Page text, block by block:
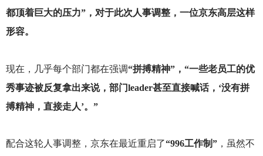
都顶着巨大的压力”，对于此次人事调整，一位京东高层这样
形容。
现在，几乎每个部门都在强调“拼搏精神”，“一些老员工的优
秀事迹被反复拿出来说，部门leader甚至直接喊话，‘没有拼
搏精神，直接走人’。”
配合这轮人事调整，京东在最近重启了“996工作制”，虽然不